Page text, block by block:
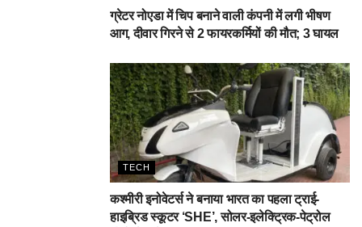
ग्रेटर नोएडा में चिप बनाने वाली कंपनी में लगी भीषण
आग, दीवार गिरने से 2 फायरकर्मियों की मौत; 3 घायल
TECH
कश्मीरी इनोवेटर्स ने बनाया भारत का पहला ट्राई-
हाइब्रिड स्कूटर ‘SHE’, सोलर-इलेक्ट्रिक-पेट्रोल